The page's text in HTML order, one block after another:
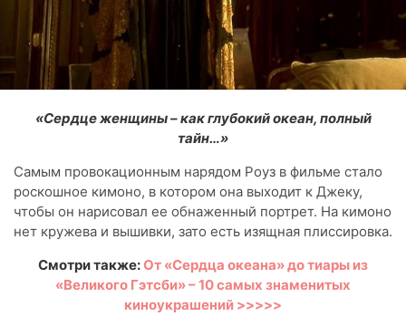
«Сердце женщины – как глубокий океан, полный
тайн…»
Самым провокационным нарядом Роуз в фильме стало
роскошное кимоно, в котором она выходит к Джеку,
чтобы он нарисовал ее обнаженный портрет. На кимоно
нет кружева и вышивки, зато есть изящная плиссировка.
Смотри также:От «Сердца океана» до тиары из
«Великого Гэтсби» – 10 самых знаменитых
киноукрашений >>>>>